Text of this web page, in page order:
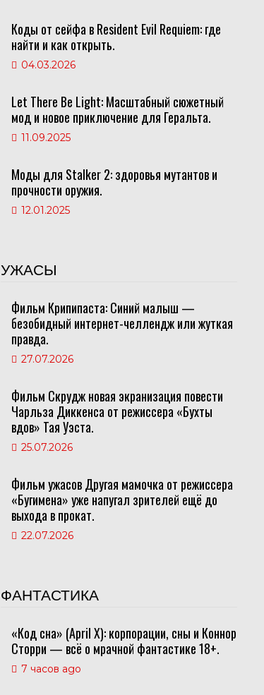
Коды от сейфа в Resident Evil Requiem: где
найти и как открыть.
04.03.2026
Let There Be Light: Масштабный сюжетный
мод и новое приключение для Геральта.
11.09.2025
Моды для Stalker 2: здоровья мутантов и
прочности оружия.
12.01.2025
УЖАСЫ
Фильм Крипипаста: Синий малыш —
безобидный интернет-челлендж или жуткая
правда.
27.07.2026
Фильм Скрудж новая экранизация повести
Чарльза Диккенса от режиссера «Бухты
вдов» Тая Уэста.
25.07.2026
Фильм ужасов Другая мамочка от режиссера
«Бугимена» уже напугал зрителей ещё до
выхода в прокат.
22.07.2026
ФАНТАСТИКА
«Код сна» (April X): корпорации, сны и Коннор
Сторри — всё о мрачной фантастике 18+.
7 часов ago